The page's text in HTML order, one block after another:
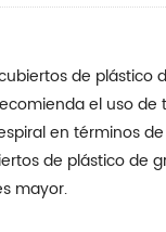
de
el uso
en términos
de plástico de
mayor.